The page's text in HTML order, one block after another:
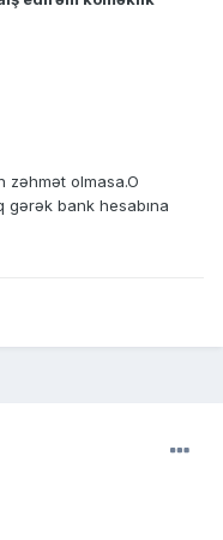
zəhmət olmasa.O
gərək bank hesabına